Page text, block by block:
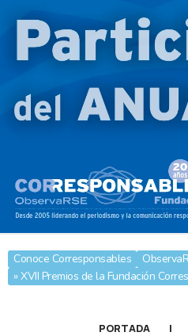
Conoce Corresponsables
» XVII Premios de la Fundación
PORTADA |